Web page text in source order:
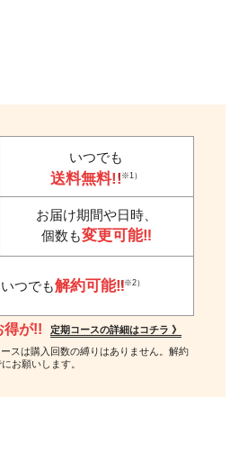
いつでも
送料無料!!（※1）
お届け期間や日時、
個数も変更可能‼
つでも解約可能‼（※2）
得が!!
定期コースの詳細はコチラ 》
は購入回数の縛りはありません。解約
お願いします。